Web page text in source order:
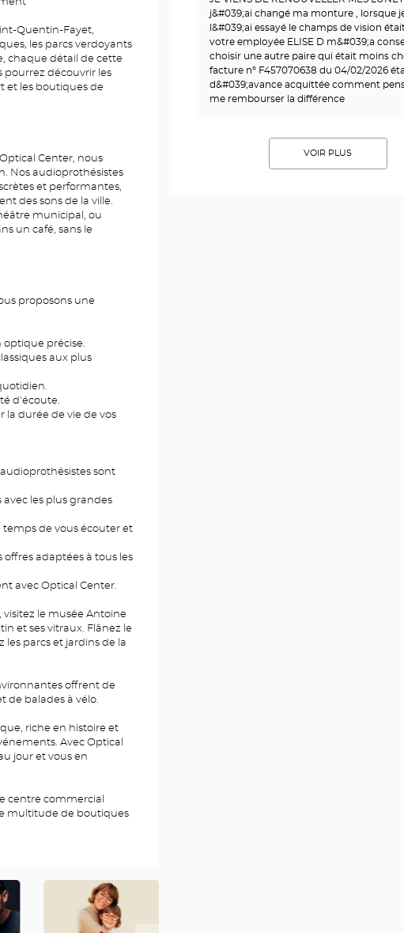
Quentin-Fayet,
les parcs verdoyants
chaque détail de cette
pourrez découvrir les
et les boutiques de
Center, nous
Nos audioprothésistes
et performantes,
des sons de la ville.
municipal, ou
un café, sans le
proposons une
optique précise.
aux plus
d'écoute.
la durée de vie de vos
sont
les plus grandes
temps de vous écouter et
offres adaptées à tous les
avec Optical Center.
le musée Antoine
et ses vitraux. Flânez le
parcs et jardins de la
offrent de
de balades à vélo.
riche en histoire et
Avec Optical
jour et vous en
centre commercial
multitude de boutiques
j&#039;ai changé ma monture , lorsque
l&#039;ai essayé le champs de vision
votre employée ELISE D m&#039;a
choisir une autre paire qui était moins
facture n° F457070638 du 04/02/2026
d&#039;avance acquittée comment
me rembourser la différence
VOIR PLUS